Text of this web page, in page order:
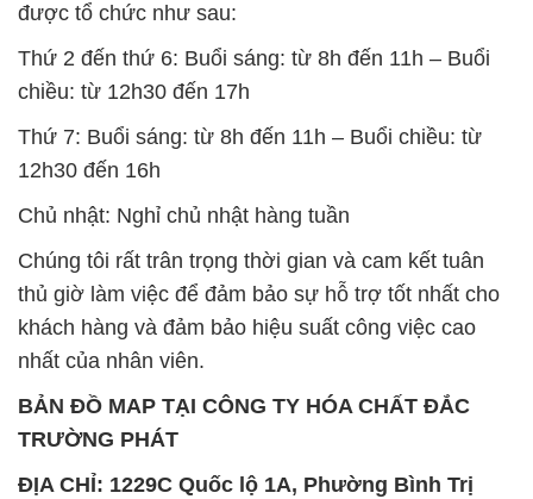
được tổ chức như sau:
Thứ 2 đến thứ 6: Buổi sáng: từ 8h đến 11h – Buổi
chiều: từ 12h30 đến 17h
Thứ 7: Buổi sáng: từ 8h đến 11h – Buổi chiều: từ
12h30 đến 16h
Chủ nhật: Nghỉ chủ nhật hàng tuần
Chúng tôi rất trân trọng thời gian và cam kết tuân
thủ giờ làm việc để đảm bảo sự hỗ trợ tốt nhất cho
khách hàng và đảm bảo hiệu suất công việc cao
nhất của nhân viên.
BẢN ĐỒ MAP TẠI CÔNG TY HÓA CHẤT ĐẮC
TRƯỜNG PHÁT
ĐỊA CHỈ: 1229C Quốc lộ 1A, Phường Bình Trị